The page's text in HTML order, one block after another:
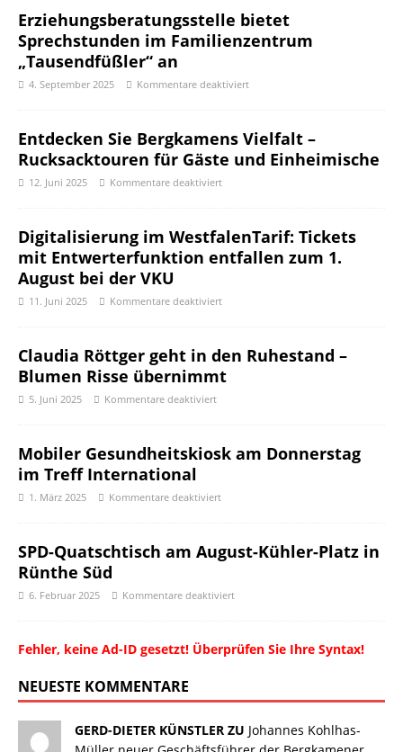
Erziehungsberatungsstelle bietet
Sprechstunden im Familienzentrum
„Tausendfüßler“ an
4. September 2025 Kommentare deaktiviert
Entdecken Sie Bergkamens Vielfalt –
Rucksacktouren für Gäste und Einheimische
12. Juni 2025 Kommentare deaktiviert
Digitalisierung im WestfalenTarif: Tickets
mit Entwerterfunktion entfallen zum 1.
August bei der VKU
11. Juni 2025 Kommentare deaktiviert
Claudia Röttger geht in den Ruhestand –
Blumen Risse übernimmt
5. Juni 2025 Kommentare deaktiviert
Mobiler Gesundheitskiosk am Donnerstag
im Treff International
1. März 2025 Kommentare deaktiviert
SPD-Quatschtisch am August-Kühler-Platz in
Rünthe Süd
6. Februar 2025 Kommentare deaktiviert
Fehler, keine Ad-ID gesetzt! Überprüfen Sie Ihre Syntax!
NEUESTE KOMMENTARE
GERD-DIETER KÜNSTLER ZU Johannes Kohlhas-